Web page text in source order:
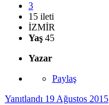
3
15 ileti
İZMİR
Yaş 45
Yazar
Paylaş
Yanıtlandı 19 Ağustos 2015